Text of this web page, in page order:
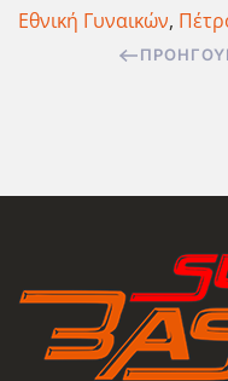
Εθνική Γυναικών,